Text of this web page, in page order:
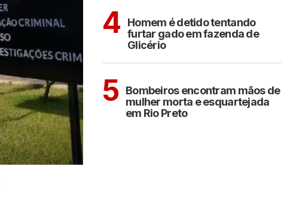
4
Homem é detido tentando
furtar gado em fazenda de
Glicério
5 Bombeiros encontram mãos de
mulher morta e esquartejada
em Rio Preto